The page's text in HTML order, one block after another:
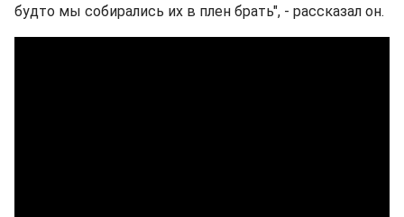
будто мы собирались их в плен брать", - рассказал он.